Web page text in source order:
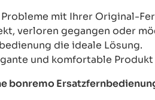
Probleme mit Ihrer Original-
verloren gegangen oder
die ideale Lösung.
und komfortable
bonremo